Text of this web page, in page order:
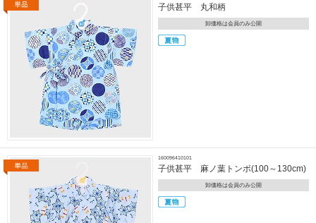
子供甚平 丸和柄
卸価格は会員のみ公開
160096410101
子供甚平 麻ノ葉トンボ(100～130cm)
卸価格は会員のみ公開